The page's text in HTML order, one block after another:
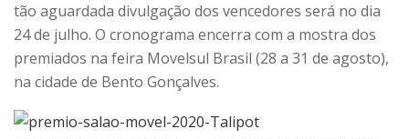
tão aguardada divulgação dos vencedores será no dia
24 de julho. O cronograma encerra com a mostra dos
premiados na feira Movelsul Brasil (28 a 31 de agosto),
na cidade de Bento Gonçalves.